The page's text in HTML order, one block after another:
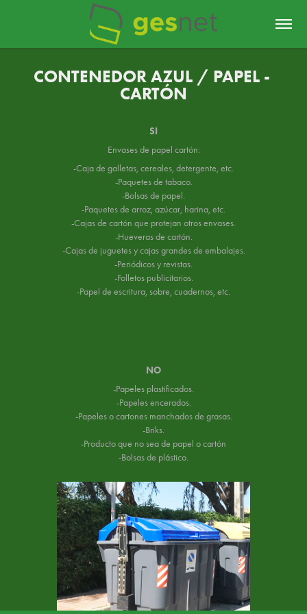
CONTENEDOR AZUL / PAPEL -
CARTÓN
SI
Envases de papel cartón:
-Caja de galletas, cereales, detergente, etc.
-Paquetes de tabaco.
-Bolsas de papel.
-Paquetes de arroz, azúcar, harina, etc.
-Cajas de cartón que protejan otros envases.
-Hueveras de cartón.
-Cajas de juguetes y cajas grandes de embalajes.
-Periódicos y revistas.
-Folletos publicitarios.
-Papel de escritura, sobre, cuadernos, etc.
NO
-Papeles plastificados.
-Papeles encerados.
-Papeles o cartones manchados de grasas.
-Briks.
-Producto que no sea de papel o cartón
-Bolsas de plástico.